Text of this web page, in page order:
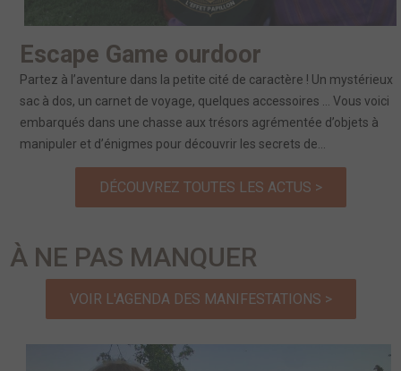
Escape Game ourdoor
Partez à l’aventure dans la petite cité de caractère ! Un mystérieux
sac à dos, un carnet de voyage, quelques accessoires … Vous voici
embarqués dans une chasse aux trésors agrémentée d’objets à
manipuler et d’énigmes pour découvrir les secrets de...
DÉCOUVREZ TOUTES LES ACTUS >
À NE PAS MANQUER
VOIR L'AGENDA DES MANIFESTATIONS >